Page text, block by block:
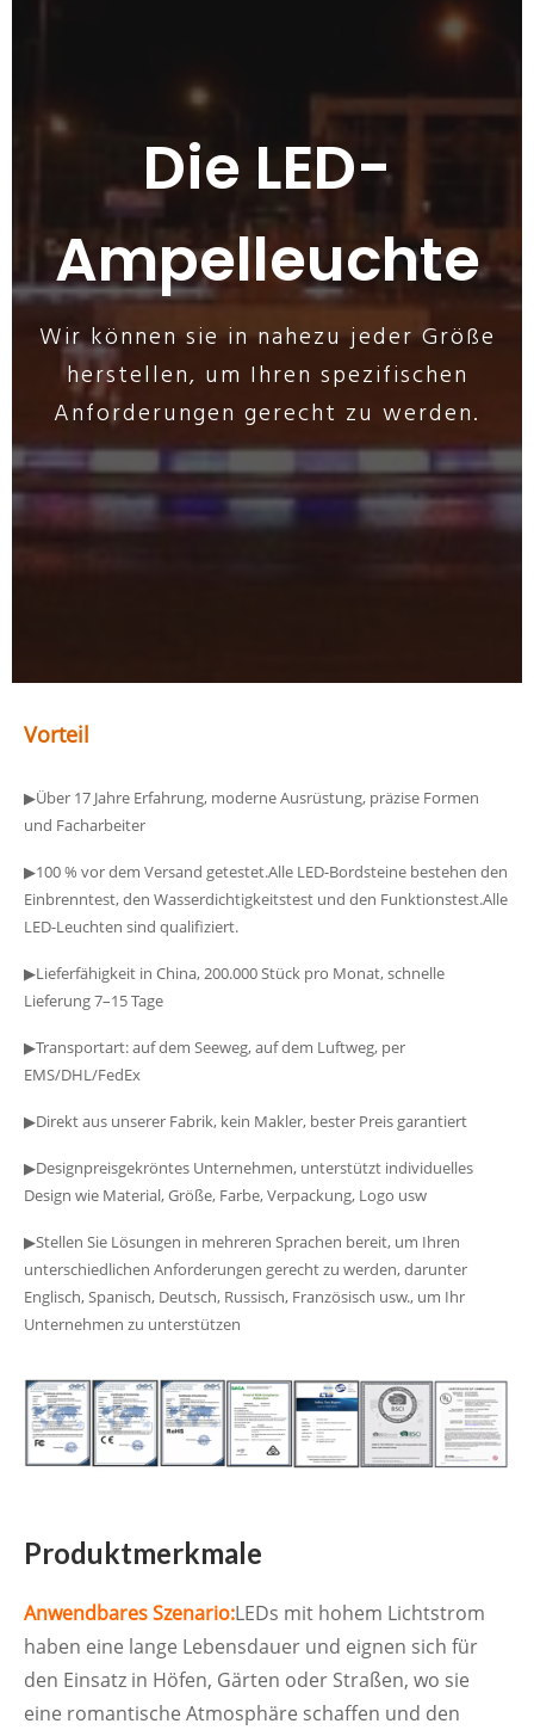
Die LED-
Ampelleuchte
Wir können sie in nahezu jeder Größe
herstellen, um Ihren spezifischen
Anforderungen gerecht zu werden.
Vorteil
▶Über 17 Jahre Erfahrung, moderne Ausrüstung, präzise Formen
und Facharbeiter
▶100 % vor dem Versand getestet.Alle LED-Bordsteine ​​bestehen den
Einbrenntest, den Wasserdichtigkeitstest und den Funktionstest.Alle
LED-Leuchten sind qualifiziert.
▶Lieferfähigkeit in China, 200.000 Stück pro Monat, schnelle
Lieferung 7–15 Tage
▶Transportart: auf dem Seeweg, auf dem Luftweg, per
EMS/DHL/FedEx
▶Direkt aus unserer Fabrik, kein Makler, bester Preis garantiert
▶Designpreisgekröntes Unternehmen, unterstützt individuelles
Design wie Material, Größe, Farbe, Verpackung, Logo usw
▶Stellen Sie Lösungen in mehreren Sprachen bereit, um Ihren
unterschiedlichen Anforderungen gerecht zu werden, darunter
Englisch, Spanisch, Deutsch, Russisch, Französisch usw., um Ihr
Unternehmen zu unterstützen
Produktmerkmale
Anwendbares Szenario:LEDs mit hohem Lichtstrom
haben eine lange Lebensdauer und eignen sich für
den Einsatz in Höfen, Gärten oder Straßen, wo sie
eine romantische Atmosphäre schaffen und den